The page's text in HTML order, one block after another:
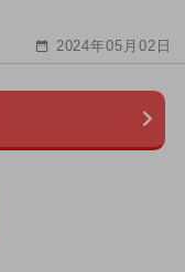
2024年05月02日